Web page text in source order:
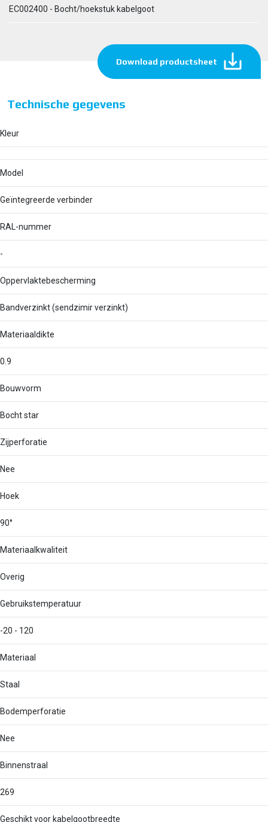
EC002400 - Bocht/hoekstuk kabelgoot
Download productsheet
Technische gegevens
Kleur
Model
Geïntegreerde verbinder
RAL-nummer
-
Oppervlaktebescherming
Bandverzinkt (sendzimir verzinkt)
Materiaaldikte
0.9
Bouwvorm
Bocht star
Zijperforatie
Nee
Hoek
90°
Materiaalkwaliteit
Overig
Gebruikstemperatuur
-20 - 120
Materiaal
Staal
Bodemperforatie
Nee
Binnenstraal
269
Geschikt voor kabelgootbreedte